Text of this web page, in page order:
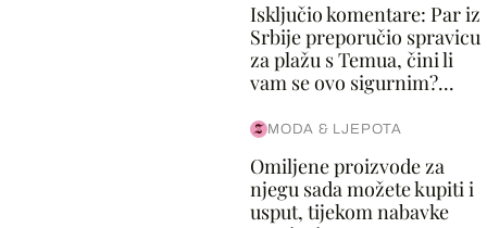
Isključio komentare: Par iz
Srbije preporučio spravicu
za plažu s Temua, čini li
vam se ovo sigurnim?...
MODA & LJEPOTA
Omiljene proizvode za
njegu sada možete kupiti i
usput, tijekom nabavke